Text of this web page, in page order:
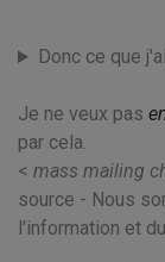
Donc ce que
Je ne veux pas
par cela.
< mass mailing
source - Nous
l'information et